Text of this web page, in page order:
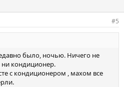
#5
было, ночью. Ничего не
ни кондиционер.
с кондиционером , махом все